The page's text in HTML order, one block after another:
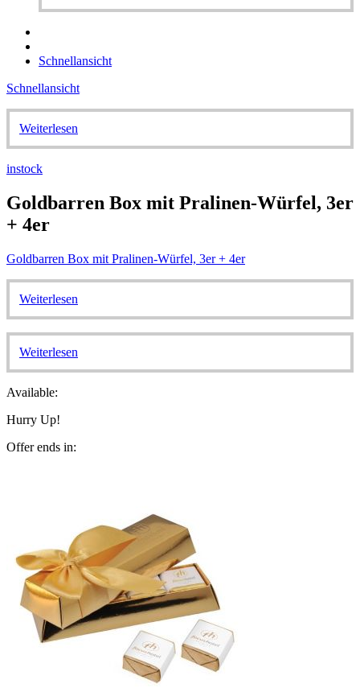
Schnellansicht
Schnellansicht
Weiterlesen
instock
Goldbarren Box mit Pralinen-Würfel, 3er
+ 4er
Goldbarren Box mit Pralinen-Würfel, 3er + 4er
Weiterlesen
Weiterlesen
Available:
Hurry Up!
Offer ends in: